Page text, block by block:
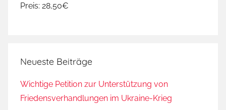
Preis: 28,50€
Neueste Beiträge
Wichtige Petition zur Unterstützung von
Friedensverhandlungen im Ukraine-Krieg